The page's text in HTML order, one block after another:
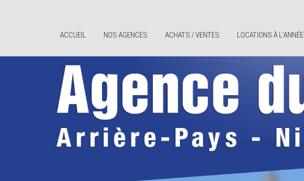
ACCUEIL NOS AGENCES ACHATS / VENTES LOCATIONS À L'ANNÉE